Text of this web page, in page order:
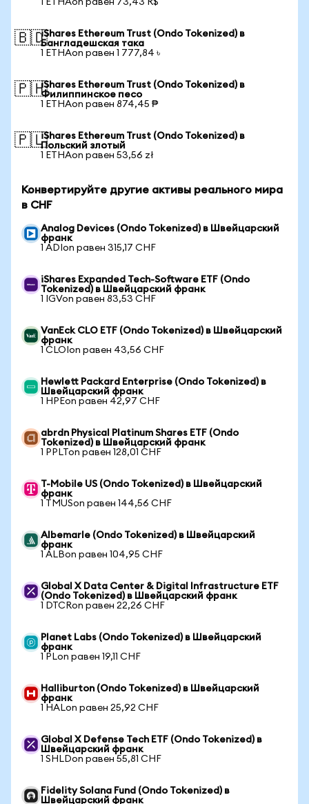
1 ETHAon равен 73,43 R$
🇧🇩iShares Ethereum Trust (Ondo Tokenized) в
Бангладешская така
1 ETHAon равен 1 777,84 ৳
🇵🇭iShares Ethereum Trust (Ondo Tokenized) в
Филиппинское песо
1 ETHAon равен 874,45 ₱
🇵🇱iShares Ethereum Trust (Ondo Tokenized) в
Польский злотый
1 ETHAon равен 53,56 zł
Конвертируйте другие активы реального мира
в CHF
Analog Devices (Ondo Tokenized) в Швейцарский
франк
1 ADIon равен 315,17 CHF
iShares Expanded Tech-Software ETF (Ondo
Tokenized) в Швейцарский франк
1 IGVon равен 83,53 CHF
VanEck CLO ETF (Ondo Tokenized) в Швейцарский
франк
1 CLOIon равен 43,56 CHF
Hewlett Packard Enterprise (Ondo Tokenized) в
Швейцарский франк
1 HPEon равен 42,97 CHF
abrdn Physical Platinum Shares ETF (Ondo
Tokenized) в Швейцарский франк
1 PPLTon равен 128,01 CHF
T-Mobile US (Ondo Tokenized) в Швейцарский
франк
1 TMUSon равен 144,56 CHF
Albemarle (Ondo Tokenized) в Швейцарский
франк
1 ALBon равен 104,95 CHF
Global X Data Center & Digital Infrastructure ETF
(Ondo Tokenized) в Швейцарский франк
1 DTCRon равен 22,26 CHF
Planet Labs (Ondo Tokenized) в Швейцарский
франк
1 PLon равен 19,11 CHF
Halliburton (Ondo Tokenized) в Швейцарский
франк
1 HALon равен 25,92 CHF
Global X Defense Tech ETF (Ondo Tokenized) в
Швейцарский франк
1 SHLDon равен 55,81 CHF
Fidelity Solana Fund (Ondo Tokenized) в
Швейцарский франк